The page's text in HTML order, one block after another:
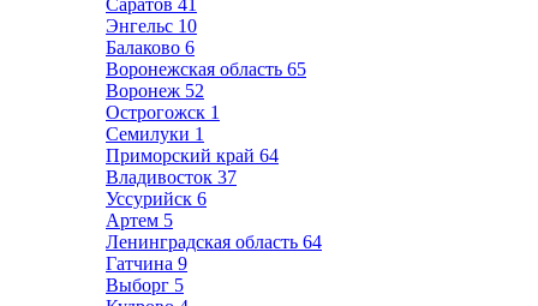
Саратов 41
Энгельс 10
Балаково 6
Воронежская область 65
Воронеж 52
Острогожск 1
Семилуки 1
Приморский край 64
Владивосток 37
Уссурийск 6
Артем 5
Ленинградская область 64
Гатчина 9
Выборг 5